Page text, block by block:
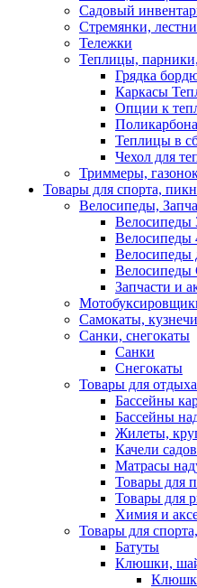
Садовый
Стремянки,
Тележки
Теплицы,
Грядка
Каркасы
Опции к
Теплицы в
Чехол для
Триммеры,
Товары для спорта,
Велосипеды,
Велосипеды
Велосипеды
Велосипеды
Велосипеды
Запчасти и
Самокаты,
Санки, снегокаты
Санки
Снегокаты
Товары для отдыха
Бассейны
Бассейны
Жилеты,
Качели
Матрасы
Товары для
Товары для
Химия и
Товары для
Батуты
Клюшки,